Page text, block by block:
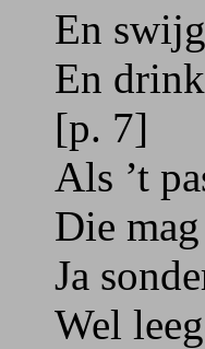
En
En
[p. 7]
Als ’t
Die
Ja
Wel